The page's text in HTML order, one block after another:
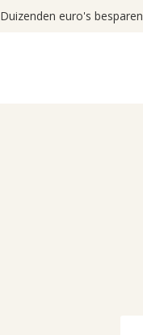
Duizenden euro's besparen